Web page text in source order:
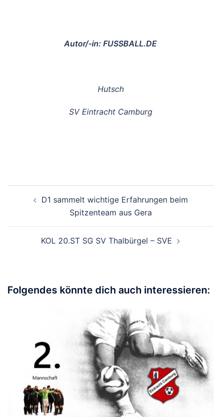
Autor/-in: FUSSBALL.DE
Hutsch
SV Eintracht Camburg
D1 sammelt wichtige Erfahrungen beim
Spitzenteam aus Gera
KOL 20.ST SG SV Thalbürgel – SVE
Folgendes könnte dich auch interessieren: